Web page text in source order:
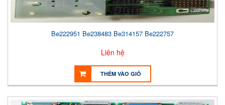
Be222951 Be238483 Be314157 Be222757
Liên hệ
THÊM VÀO GIỎ